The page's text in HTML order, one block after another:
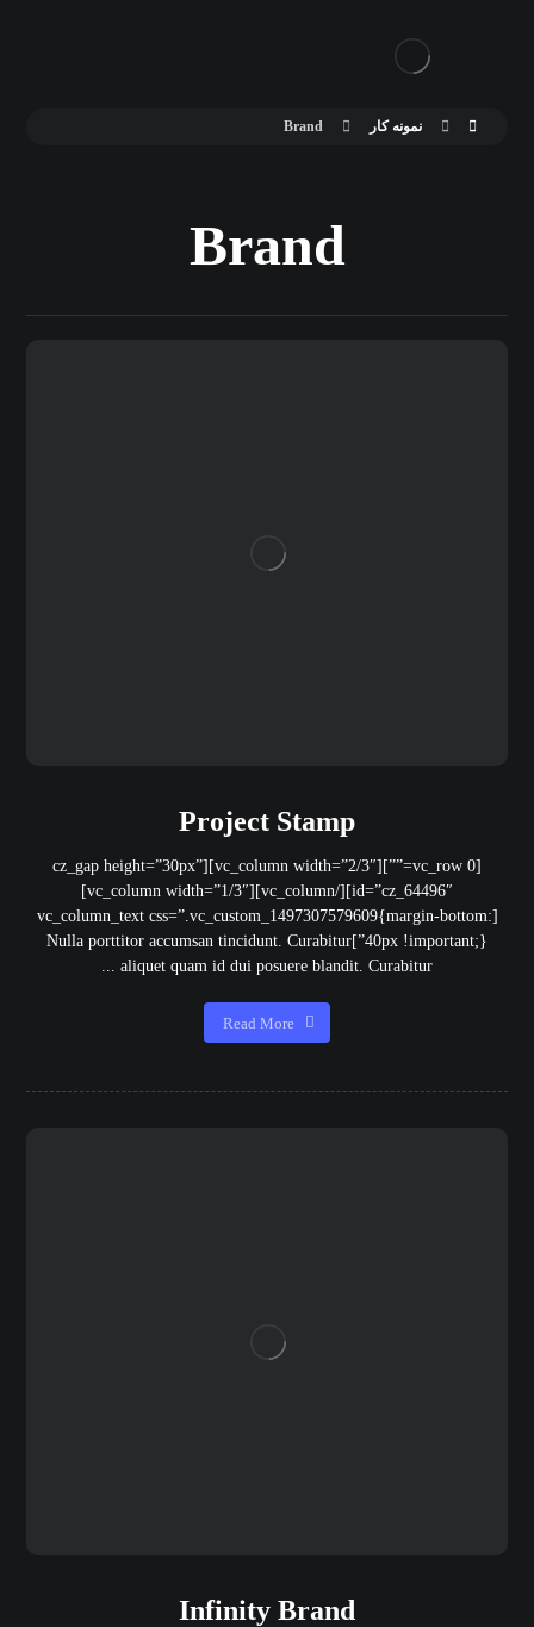
نمونه کار Brand
Brand
Project Stamp
[vc_row 0=””][vc_column width=”2/3″][cz_gap height=”30px”
id=”cz_64496″][/vc_column][vc_column width=”1/3″]
[vc_column_text css=”.vc_custom_1497307579609{margin-bottom:
40px !important;}”]Nulla porttitor accumsan tincidunt. Curabitur
aliquet quam id dui posuere blandit. Curabitur ...
Read More
Infinity Brand